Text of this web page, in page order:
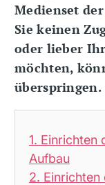
Medienset
Sie keinen
oder lieber
möchten,
überspringen.
1. Einrichten
Aufbau
2. Einrichten